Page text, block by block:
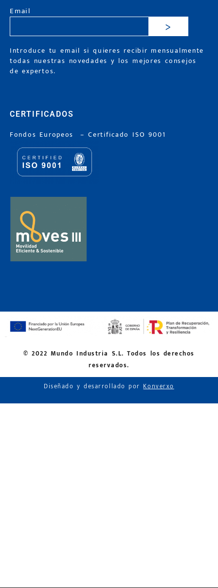
Email
>
Introduce tu email si quieres recibir mensualmente
todas nuestras novedades y los mejores consejos
de expertos.
CERTIFICADOS
Fondos Europeos –Certificado ISO 9001
© 2022 Mundo Industria S.L. Todos los derechos
reservados.
Diseñado y desarrollado porKonverxo